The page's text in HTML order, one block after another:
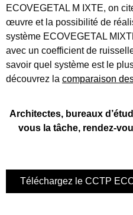
ECOVEGETAL M IXTE, on
œuvre et la possibilité de
système ECOVEGETAL
avec un coefficient de
savoir quel système est le
découvrez la comparaison
Architectes, bureaux
vous la tâche, rendez-
Téléchargez le CCTP